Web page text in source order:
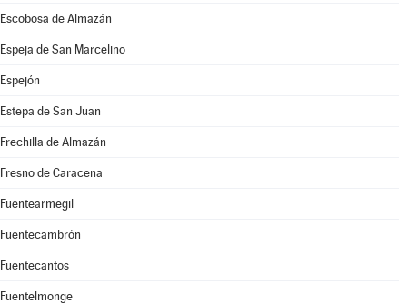
Escobosa de Almazán
Espeja de San Marcelino
Espejón
Estepa de San Juan
Frechilla de Almazán
Fresno de Caracena
Fuentearmegil
Fuentecambrón
Fuentecantos
Fuentelmonge